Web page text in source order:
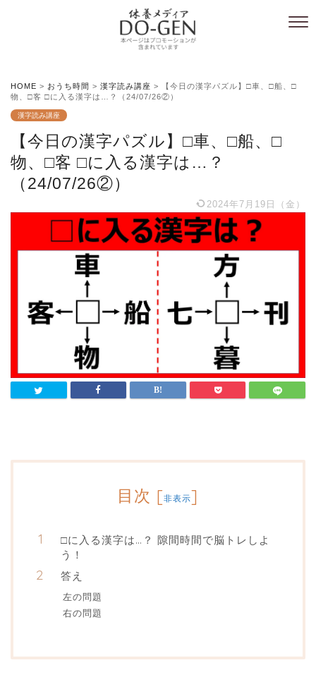
HOME > おうち時間 > 漢字読み講座 >
【今日の漢字パズル】□車、□船、□
物、□客 □に入る漢字は…？（24/07/26②）
漢字読み講座
【今日の漢字パズル】□車、□船、□
物、□客 □に入る漢字は…？
（24/07/26②）
2024年7月19日（金）
目次 [非表示]
□に入る漢字は…？ 隙間時間で脳トレしよ
う！
答え
左の問題
右の問題